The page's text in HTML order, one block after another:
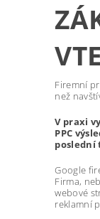
Firemní
než
V praxi
PPC
poslední
Google
Firma,
webové
reklamní